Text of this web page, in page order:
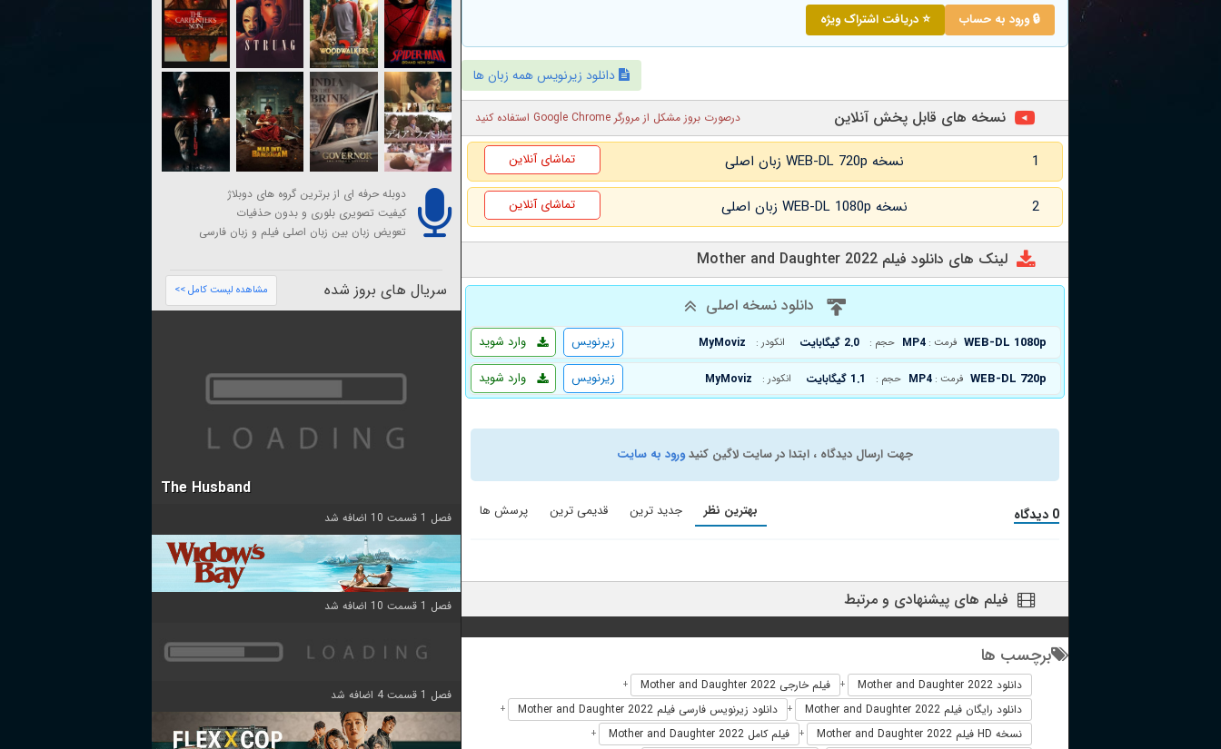
🔒 ورود به حساب ⭐ دریافت اشتراک ویژه
دانلود زیرنویس همه زبان ها
نسخه های قابل پخش آنلاین درصورت بروز مشکل از مرورگر Google Chrome استفاده کنید
1 نسخه WEB-DL 720p زبان اصلی تماشای آنلاین
2 نسخه WEB-DL 1080p زبان اصلی تماشای آنلاین
لینک های دانلود فیلم Mother and Daughter 2022
دانلود نسخه اصلی
WEB-DL 1080p فرمت : MP4 حجم : 2.0 گیگابایت انکودر : MyMoviz وارد شوید
زیرنویس
WEB-DL 720p فرمت : MP4 حجم : 1.1 گیگابایت انکودر : MyMoviz وارد شوید زیرنویس
جهت ارسال دیدگاه ، ابتدا در سایت لاگین کنیدورود به سایت
0 دیدگاه بهترین نظر جدید ترین قدیمی ترین پرسش ها
فیلم های پیشنهادی و مرتبط
برچسب ها
دانلود Mother and Daughter 2022 + فیلم خارجی Mother and Daughter 2022 +
دانلود رایگان فیلم Mother and Daughter 2022 + دانلود زیرنویس فارسی فیلم Mother and Daughter 2022 +
نسخه HD فیلم Mother and Daughter 2022 + فیلم کامل Mother and Daughter 2022 +
دوبله حرفه ای از برترین گروه های دوبلاژ
کیفیت تصویری بلوری و بدون حذفیات
تعویض زبان بین زبان اصلی فیلم و زبان فارسی
سریال های بروز شده مشاهده لیست کامل >>
The Husband
فصل 1 قسمت 10 اضافه شد
فصل 1 قسمت 10 اضافه شد
فصل 1 قسمت 4 اضافه شد